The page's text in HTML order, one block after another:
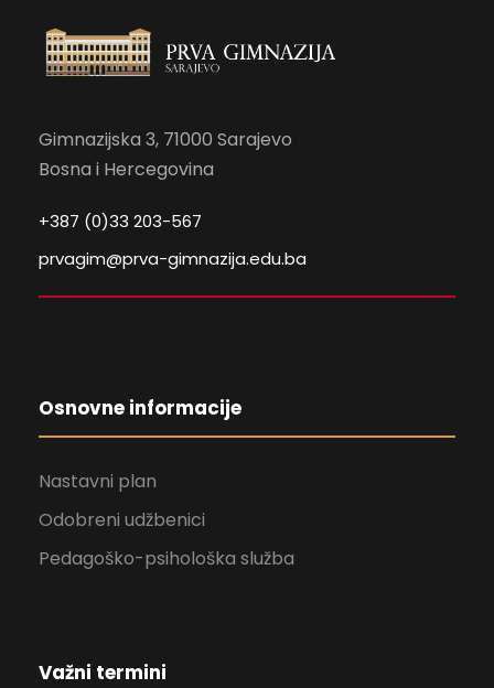
Gimnazijska 3, 71000 Sarajevo
Bosna i Hercegovina
+387 (0)33 203-567
prvagim@prva-gimnazija.edu.ba
Osnovne informacije
Nastavni plan
Odobreni udžbenici
Pedagoško-psihološka služba
Važni termini